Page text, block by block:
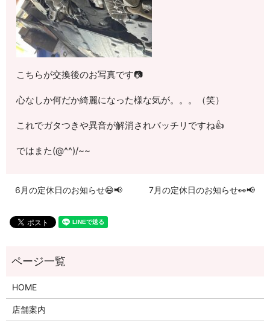
こちらが交換後のお写真です📷
心なしか何だか綺麗になった様な気が。。。（笑）
これでガタつきや異音が解消されバッチリですね👍
ではまた(@^^)/~~
6月の定休日のお知らせ😄📢 7月の定休日のお知らせ👀📢
HOME
店舗案内